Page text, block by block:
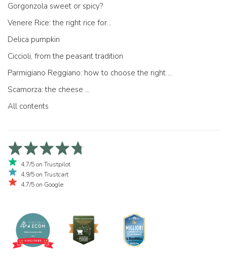
Gorgonzola sweet or spicy?
Venere Rice: the right rice for...
Delica pumpkin
Ciccioli, from the peasant tradition
Parmigiano Reggiano: how to choose the right one
Scamorza: the cheese ...
All contents
4,7/5 on Trustpilot
4,9/5 on Trustcart
4,7/5 on Google